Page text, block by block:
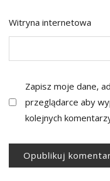
Witryna internetowa
Zapisz moje dane,
przeglądarce aby
kolejnych